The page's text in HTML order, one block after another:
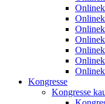
Kongresse
Kongresse